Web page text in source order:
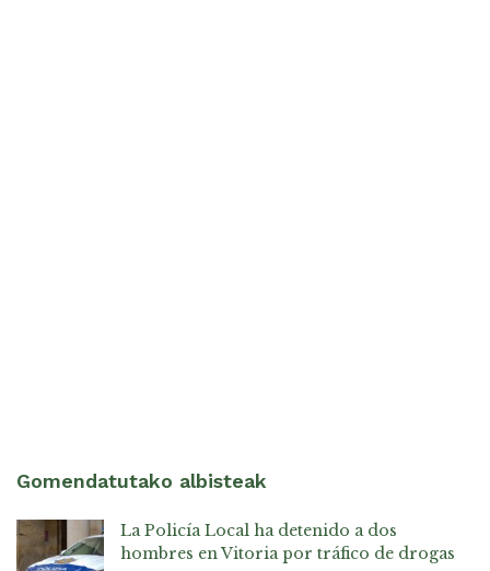
Gomendatutako albisteak
La Policía Local ha detenido a dos
hombres en Vitoria por tráfico de drogas